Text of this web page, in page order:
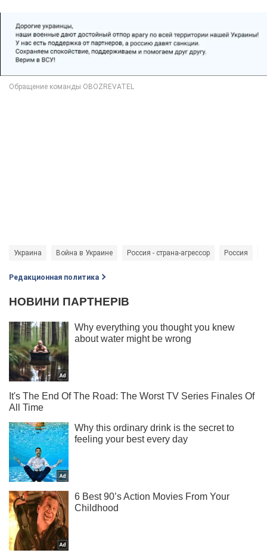
Украина Война в Украине Россия - страна-агрессор Россия
Редакционная политика